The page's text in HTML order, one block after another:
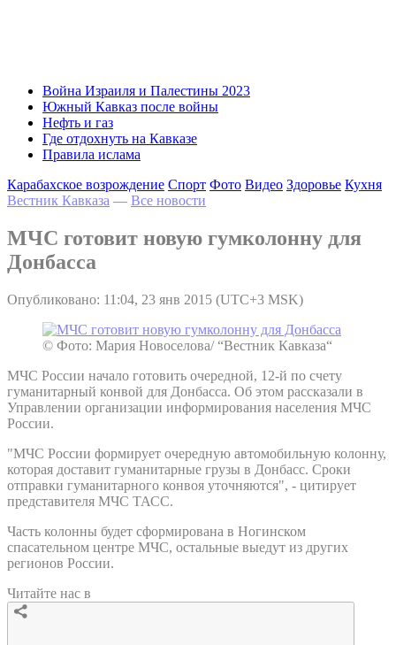
Война Израиля и Палестины 2023
Южный Кавказ после войны
Нефть и газ
Где отдохнуть на Кавказе
Правила ислама
Карабахское возрождение Спорт Фото Видео Здоровье Кухня
Вестник Кавказа — Все новости
МЧС готовит новую гумколонну для
Донбасса
Опубликовано: 11:04, 23 янв 2015 (UTC+3 MSK)
© Фото: Мария Новоселова/ “Вестник Кавказа“
МЧС России начало готовить очередной, 12-й по счету
гуманитарный конвой для Донбасса. Об этом рассказали в
Управлении организации информирования населения МЧС
России.
"МЧС России формирует очередную автомобильную колонну,
которая доставит гуманитарные грузы в Донбасс. Сроки
отправки гуманитарного конвоя уточняются", - цитирует
представителя МЧС ТАСС.
Часть колонны будет сформирована в Ногинском
спасательном центре МЧС, остальные выедут из других
регионов России.
Читайте нас в